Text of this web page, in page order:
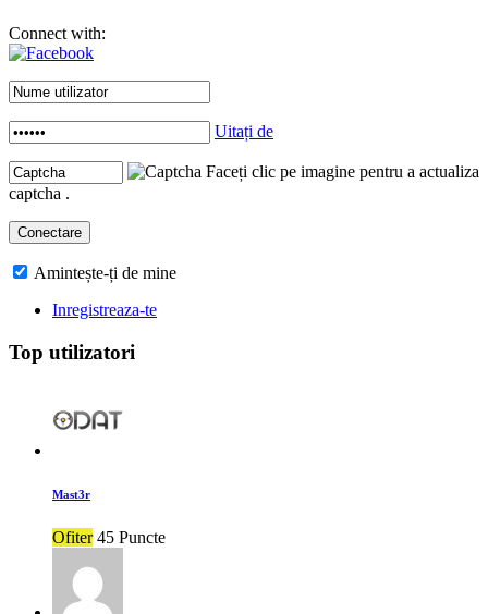
Connect with:
Uitați de
Faceți clic pe imagine pentru a actualiza
captcha .
Amintește-ți de mine
Inregistreaza-te
Top utilizatori
Mast3r
Ofiter 45 Puncte